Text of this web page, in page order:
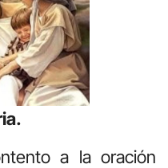
a la oración